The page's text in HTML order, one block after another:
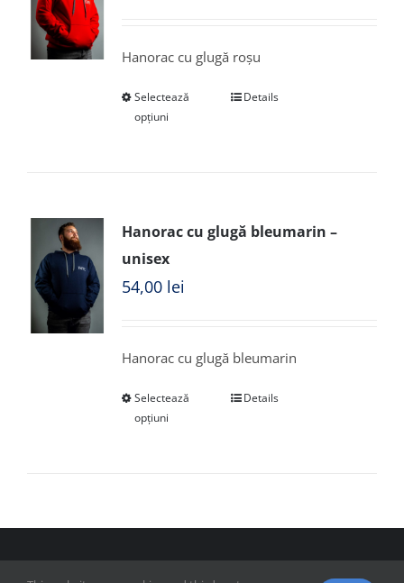
Hanorac cu glugă roșu
Selectează
opțiuni
Details
Hanorac cu glugă bleumarin –
unisex
54,00 lei
Hanorac cu glugă bleumarin
Selectează
opțiuni
Details